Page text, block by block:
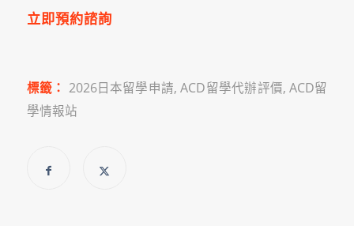
立即預約諮詢
標籤： 2026日本留學申請,ACD留學代辦評價,ACD留
學情報站